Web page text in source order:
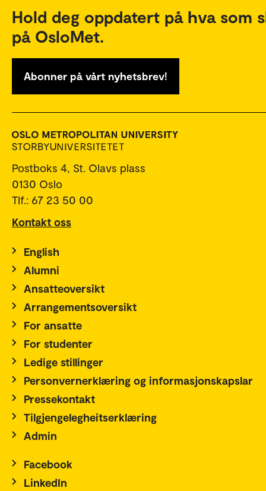
Hold deg oppdatert på hva som
på OsloMet.
Abonner på vårt nyhetsbrev!
Postboks 4, St. Olavs plass
0130 Oslo
Tlf.: 67 23 50 00
Kontakt oss
English
Alumni
Ansatteoversikt
Arrangementsoversikt
For ansatte
For studenter
Ledige stillinger
Personvernerklæring og informasjonskapslar
Pressekontakt
Tilgjengelegheitserklæring
Admin
Facebook
LinkedIn